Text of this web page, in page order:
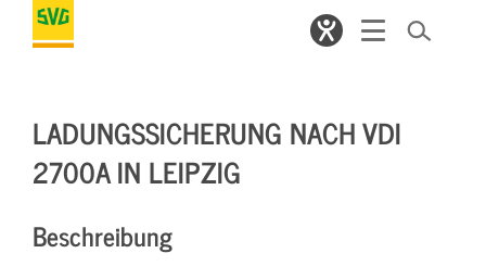
LADUNGSSICHERUNG NACH VDI
2700A IN LEIPZIG
Beschreibung